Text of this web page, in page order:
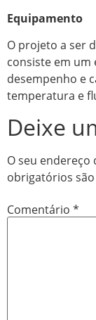
Equipamento
O projeto a ser
consiste em um
desempenho e
temperatura e
Deixe
O seu endereço
obrigatórios
Comentário *